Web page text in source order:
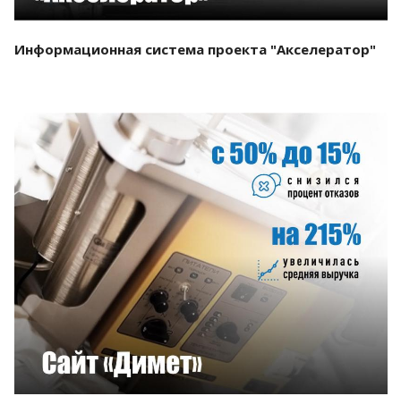
Информационная система проекта "Акселератор"
Смотреть проект